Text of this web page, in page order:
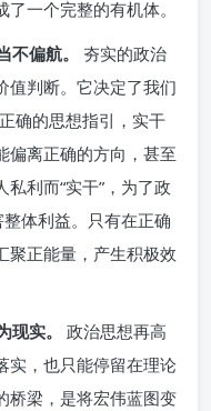
一个完整的有机体。
偏航。
夯实的政治
值判断。它决定了我们
确的思想指引，实干
偏离正确的方向，甚至
利而“实干”，为了政
体利益。只有在正确
聚正能量，产生积极效
实。
政治思想再高
实，也只能停留在理论
桥梁，是将宏伟蓝图变